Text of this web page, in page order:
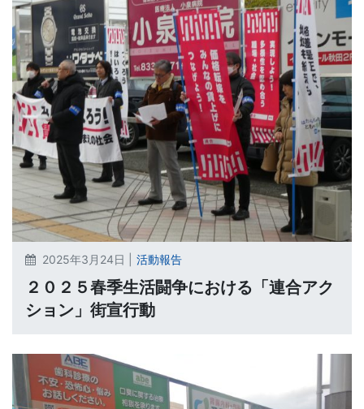
2025年3月24日 | 活動報告
２０２５春季生活闘争における「連合アク
ション」街宣行動